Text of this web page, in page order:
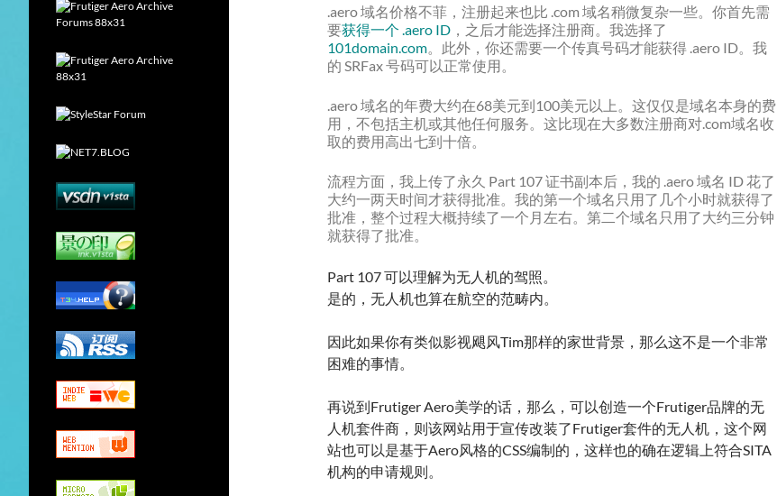
.aero 域名价格不菲，注册起来也比 .com 域名稍微复杂一些。你首先需
要获得一个 .aero ID ，之后才能选择注册商。我选择了
101domain.com。此外，你还需要一个传真号码才能获得 .aero ID。我
的 SRFax 号码可以正常使用。
.aero 域名的年费大约在68美元到100美元以上。这仅仅是域名本身的费
用，不包括主机或其他任何服务。这比现在大多数注册商对.com域名收
取的费用高出七到十倍。
流程方面，我上传了永久 Part 107 证书副本后，我的 .aero 域名 ID 花了
大约一两天时间才获得批准。我的第一个域名只用了几个小时就获得了
批准，整个过程大概持续了一个月左右。第二个域名只用了大约三分钟
就获得了批准。
Part 107 可以理解为无人机的驾照。
是的，无人机也算在航空的范畴内。
因此如果你有类似影视飓风Tim那样的家世背景，那么这不是一个非常
困难的事情。
再说到Frutiger Aero美学的话，那么，可以创造一个Frutiger品牌的无
人机套件商，则该网站用于宣传改装了Frutiger套件的无人机，这个网
站也可以是基于Aero风格的CSS编制的，这样也的确在逻辑上符合SITA
机构的申请规则。